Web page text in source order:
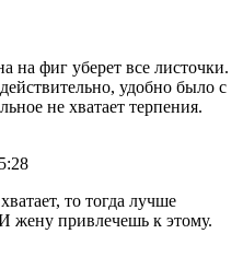
на фиг уберет все листочки.
удобно было с
не хватает терпения.
то тогда лучше
жену привлечешь к этому.